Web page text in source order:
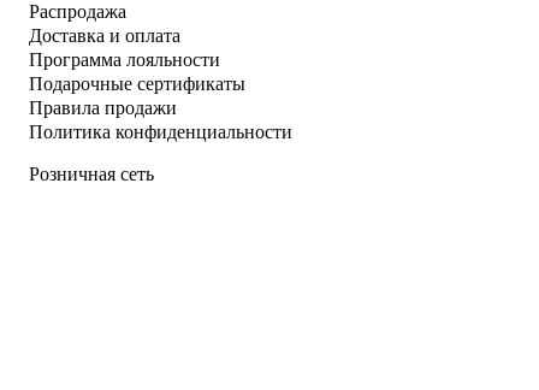
Распродажа
Доставка и оплата
Программа лояльности
Подарочные сертификаты
Правила продажи
Политика конфиденциальности
Розничная сеть